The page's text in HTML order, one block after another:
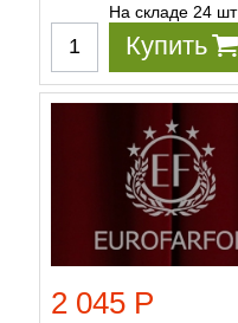
На складе 24 шт
Купить
2 045 Р